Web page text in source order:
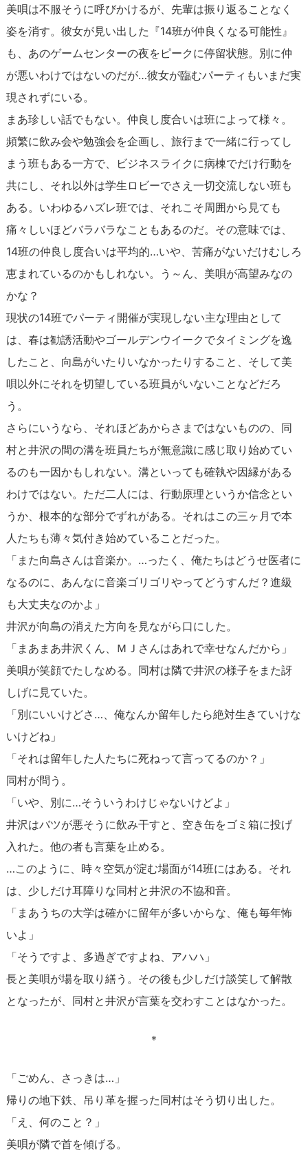
美唄は不服そうに呼びかけるが、先輩は振り返ることなく
姿を消す。彼女が見い出した『14班が仲良くなる可能性』
も、あのゲームセンターの夜をピークに停留状態。別に仲
が悪いわけではないのだが…彼女が臨むパーティもいまだ実
現されずにいる。
まあ珍しい話でもない。仲良し度合いは班によって様々。
頻繁に飲み会や勉強会を企画し、旅行まで一緒に行ってし
まう班もある一方で、ビジネスライクに病棟でだけ行動を
共にし、それ以外は学生ロビーでさえ一切交流しない班も
ある。いわゆるハズレ班では、それこそ周囲から見ても
痛々しいほどバラバラなこともあるのだ。その意味では、
14班の仲良し度合いは平均的…いや、苦痛がないだけむしろ
恵まれているのかもしれない。う～ん、美唄が高望みなの
かな？
現状の14班でパーティ開催が実現しない主な理由として
は、春は勧誘活動やゴールデンウイークでタイミングを逸
したこと、向島がいたりいなかったりすること、そして美
唄以外にそれを切望している班員がいないことなどだろ
う。
さらにいうなら、それほどあからさまではないものの、同
村と井沢の間の溝を班員たちが無意識に感じ取り始めてい
るのも一因かもしれない。溝といっても確執や因縁がある
わけではない。ただ二人には、行動原理というか信念とい
うか、根本的な部分でずれがある。それはこの三ヶ月で本
人たちも薄々気付き始めていることだった。
「また向島さんは音楽か。…ったく、俺たちはどうせ医者に
なるのに、あんなに音楽ゴリゴリやってどうすんだ？進級
も大丈夫なのかよ」
井沢が向島の消えた方向を見ながら口にした。
「まあまあ井沢くん、ＭＪさんはあれで幸せなんだから」
美唄が笑顔でたしなめる。同村は隣で井沢の様子をまた訝
しげに見ていた。
「別にいいけどさ…、俺なんか留年したら絶対生きていけな
いけどね」
「それは留年した人たちに死ねって言ってるのか？」
同村が問う。
「いや、別に…そういうわけじゃないけどよ」
井沢はバツが悪そうに飲み干すと、空き缶をゴミ箱に投げ
入れた。他の者も言葉を止める。
…このように、時々空気が淀む場面が14班にはある。それ
は、少しだけ耳障りな同村と井沢の不協和音。
「まあうちの大学は確かに留年が多いからな、俺も毎年怖
いよ」
「そうですよ、多過ぎですよね、アハハ」
長と美唄が場を取り繕う。その後も少しだけ談笑して解散
となったが、同村と井沢が言葉を交わすことはなかった。
＊
「ごめん、さっきは…」
帰りの地下鉄、吊り革を握った同村はそう切り出した。
「え、何のこと？」
美唄が隣で首を傾げる。